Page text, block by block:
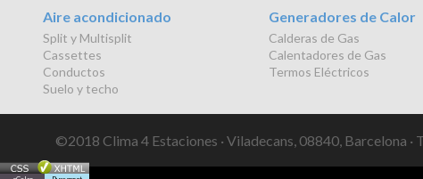
Aire acondicionado
Split y Multisplit
Cassettes
Conductos
Suelo y techo
Generadores de Calor
Calderas de Gas
Calentadores de Gas
Termos Eléctricos
©2018 Clima 4 Estaciones · Viladecans, 08840, Barcelona ·